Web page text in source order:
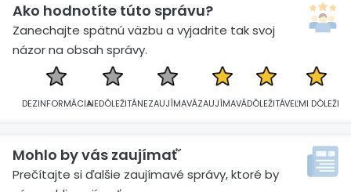
Ako hodnotíte túto správu?
Zanechajte spätnú väzbu a vyjadrite tak svoj
názor na obsah správy.
DEZINFORMÁCIANEDÔLEŽITÁNEZAUJÍMAVÁZAUJÍMAVÁDÔLEŽITÁVEĽMI DÔLEŽITÁ
Mohlo by vás zaujímať´
Prečítajte si ďalšie zaujímavé správy, ktoré by